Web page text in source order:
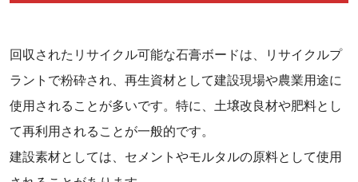
回収されたリサイクル可能な石膏ボードは、リサイクルプ
ラントで粉砕され、再生資材として建設現場や農業用途に
使用されることが多いです。特に、土壌改良材や肥料とし
て再利用されることが一般的です。
建設素材としては、セメントやモルタルの原料として使用